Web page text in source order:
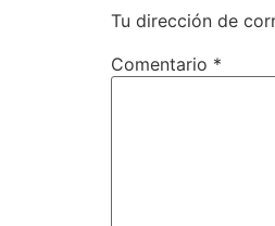
Tu dirección de
Comentario *